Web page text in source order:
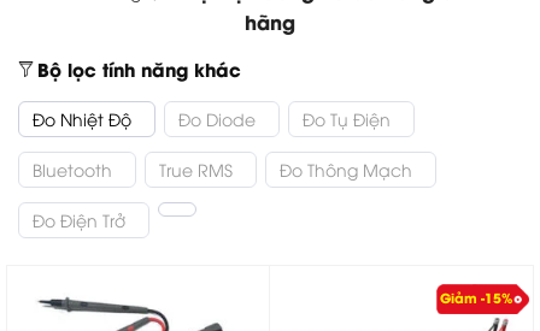
hãng
Bộ lọc tính năng khác
Đo Nhiệt Độ Đo Diode Đo Tụ Điện
Bluetooth True RMS Đo Thông Mạch
Đo Điện Trở
Giảm -15%